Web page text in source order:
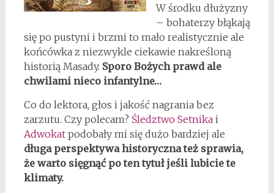
W środku dłużyzny
– bohaterzy błąkają
się po pustyni i brzmi to mało realistycznie ale
końcówka z niezwykle ciekawie nakreśloną
historią Masady. Sporo Bożych prawd ale
chwilami nieco infantylne…
Co do lektora, głos i jakość nagrania bez
zarzutu. Czy polecam? Śledztwo Setnikai
Adwokatpodobały mi się dużo bardziej ale
długa perspektywa historyczna też sprawia,
że warto sięgnąć po ten tytuł jeśli lubicie te
klimaty.